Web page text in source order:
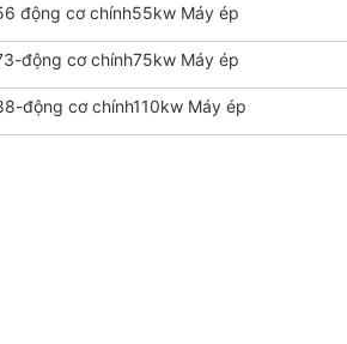
động cơ chính55kw Máy ép
động cơ chính75kw Máy ép
động cơ chính110kw Máy ép